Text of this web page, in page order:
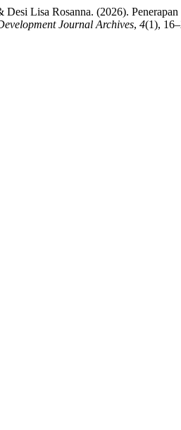
Lisa Rosanna. (2026).
Journal Archives, 4(1),